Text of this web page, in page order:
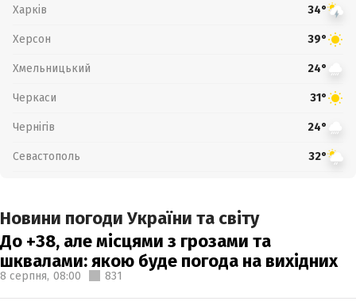
Харків 34°
Херсон 39°
Хмельницький 24°
Черкаси 31°
Чернігів 24°
Севастополь 32°
Новини погоди України та світу
До +38, але місцями з грозами та
шквалами: якою буде погода на вихідних
8 серпня, 08:00 831